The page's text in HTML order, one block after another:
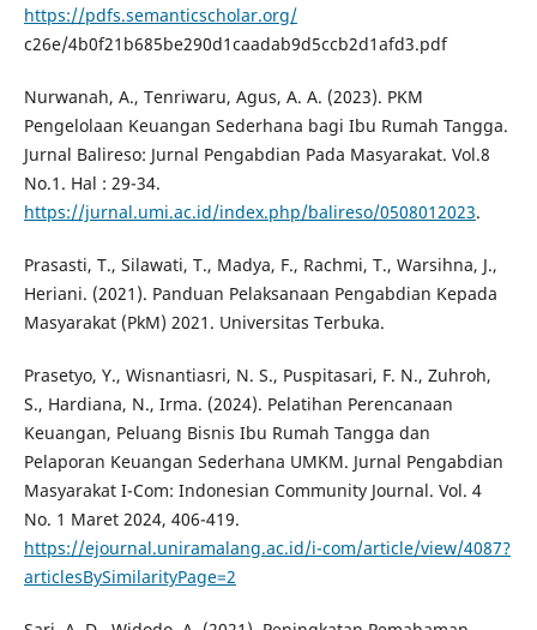
https://pdfs.semanticscholar.org/
c26e/4b0f21b685be290d1caadab9d5ccb2d1afd3.pdf
Nurwanah, A., Tenriwaru, Agus, A. A. (2023). PKM
Pengelolaan Keuangan Sederhana bagi Ibu Rumah Tangga.
Jurnal Balireso: Jurnal Pengabdian Pada Masyarakat. Vol.8
No.1. Hal : 29-34.
https://jurnal.umi.ac.id/index.php/balireso/0508012023.
Prasasti, T., Silawati, T., Madya, F., Rachmi, T., Warsihna, J.,
Heriani. (2021). Panduan Pelaksanaan Pengabdian Kepada
Masyarakat (PkM) 2021. Universitas Terbuka.
Prasetyo, Y., Wisnantiasri, N. S., Puspitasari, F. N., Zuhroh,
S., Hardiana, N., Irma. (2024). Pelatihan Perencanaan
Keuangan, Peluang Bisnis Ibu Rumah Tangga dan
Pelaporan Keuangan Sederhana UMKM. Jurnal Pengabdian
Masyarakat I-Com: Indonesian Community Journal. Vol. 4
No. 1 Maret 2024, 406-419.
https://ejournal.uniramalang.ac.id/i-com/article/view/4087?
articlesBySimilarityPage=2